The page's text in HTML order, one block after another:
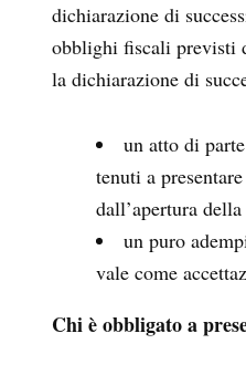
dichiarazione di
obblighi fiscali previsti
la dichiarazione di
un atto di
tenuti a
dall’apertura
un puro
vale come
Chi è obbligato a